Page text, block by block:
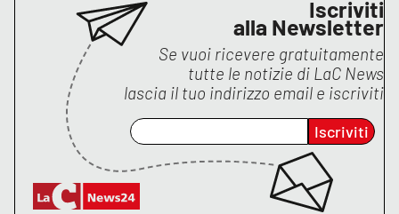
CALABRIAVISIONE
Destinazioni
Eventi
Food
Iscriviti
alla Newsletter
Se vuoi ricevere gratuitamente
tutte le notizie di LaC News
lascia il tuo indirizzo email e iscriviti
Iscriviti